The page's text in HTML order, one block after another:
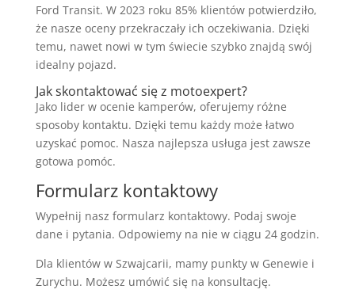
Ford Transit. W 2023 roku 85% klientów potwierdziło,
że nasze oceny przekraczały ich oczekiwania. Dzięki
temu, nawet nowi w tym świecie szybko znajdą swój
idealny pojazd.
Jak skontaktować się z motoexpert?
Jako lider w ocenie kamperów, oferujemy różne
sposoby kontaktu. Dzięki temu każdy może łatwo
uzyskać pomoc. Nasza najlepsza usługa jest zawsze
gotowa pomóc.
Formularz kontaktowy
Wypełnij nasz formularz kontaktowy. Podaj swoje
dane i pytania. Odpowiemy na nie w ciągu 24 godzin.
Dla klientów w Szwajcarii, mamy punkty w Genewie i
Zurychu. Możesz umówić się na konsultację.